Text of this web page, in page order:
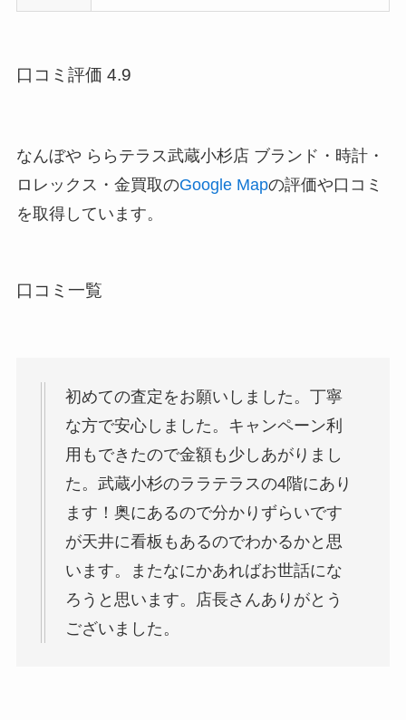
口コミ評価 4.9
なんぼや ららテラス武蔵小杉店 ブランド・時計・
ロレックス・金買取のGoogle Mapの評価や口コミ
を取得しています。
口コミ一覧
初めての査定をお願いしました。丁寧
な方で安心しました。キャンペーン利
用もできたので金額も少しあがりまし
た。武蔵小杉のララテラスの4階にあり
ます！奥にあるので分かりずらいです
が天井に看板もあるのでわかるかと思
います。またなにかあればお世話にな
ろうと思います。店長さんありがとう
ございました。